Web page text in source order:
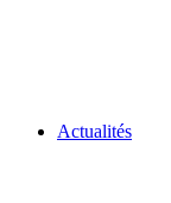
Actualités